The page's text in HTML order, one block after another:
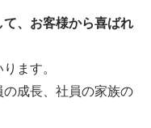
て、お客様から喜ばれ
ます。
成長、社員の家族の